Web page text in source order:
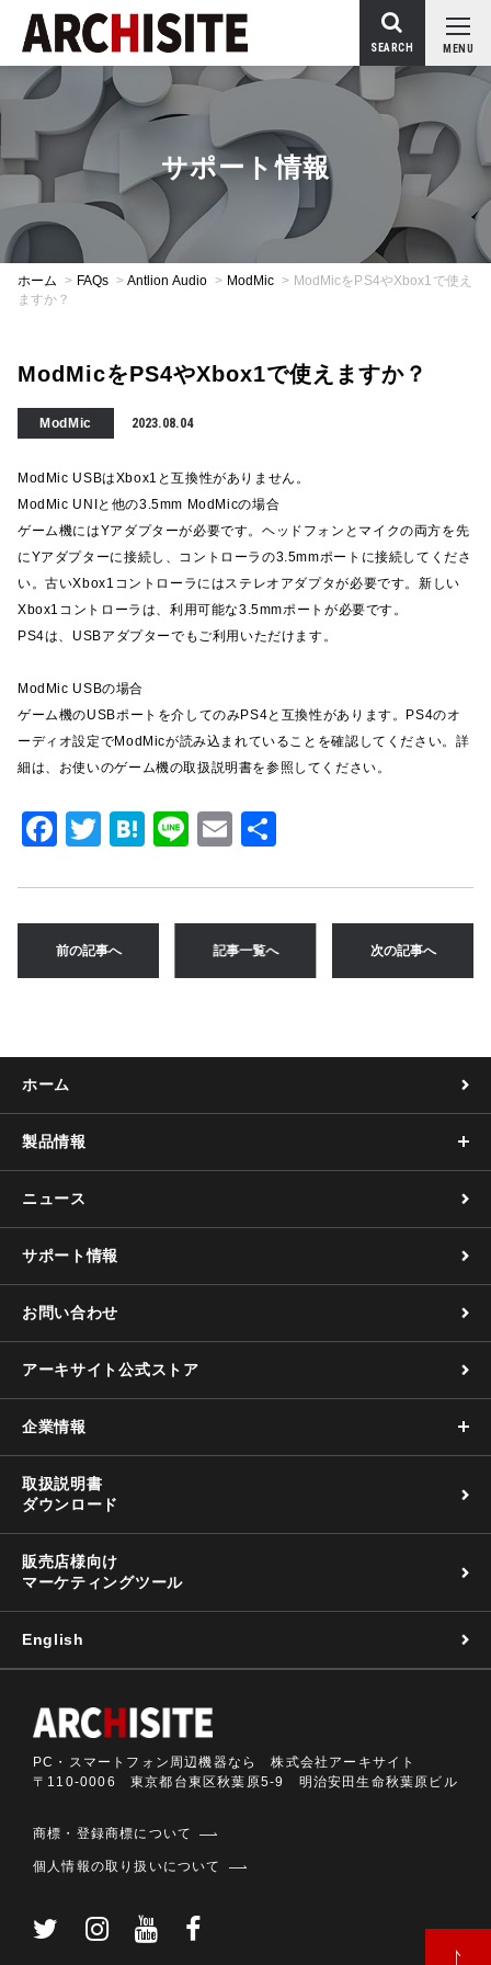
MENU
SEARCH
サポート情報
ホーム > FAQs > Antlion Audio > ModMic > ModMicをPS4やXbox1で使え
ますか？
ModMicをPS4やXbox1で使えますか？
ModMic 2023.08.04
ModMic USBはXbox1と互換性がありません。
ModMic UNIと他の3.5mm ModMicの場合
ゲーム機にはYアダプターが必要です。ヘッドフォンとマイクの両方を先
にYアダプターに接続し、コントローラの3.5mmポートに接続してくださ
い。古いXbox1コントローラにはステレオアダプタが必要です。新しい
Xbox1コントローラは、利用可能な3.5mmポートが必要です。
PS4は、USBアダプターでもご利用いただけます。
ModMic USBの場合
ゲーム機のUSBポートを介してのみPS4と互換性があります。PS4のオ
ーディオ設定でModMicが読み込まれていることを確認してください。詳
細は、お使いのゲーム機の取扱説明書を参照してください。
F
c
e
b
k
T
it
te
r
H
e
n
a
Li
e
E
ai
l
前の記事へ 記事一覧へ 次の記事へ
ホーム
製品情報
ニュース
サポート情報
お問い合わせ
アーキサイト公式ストア
企業情報
取扱説明書
ダウンロード
販売店様向け
マーケティングツール
English
PC・スマートフォン周辺機器なら 株式会社アーキサイト
〒110-0006 東京都台東区秋葉原5-9 明治安田生命秋葉原ビル
商標・登録商標について
個人情報の取り扱いについて